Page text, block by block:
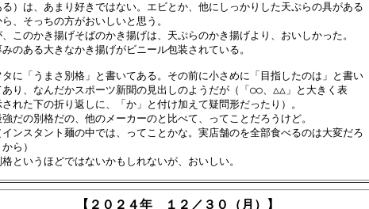
）は、あまり好きではない。エビとか、他にしっかりした天ぷらの具がある
、そっちの方がおいしいと思う。
このかき揚げそばのかき揚げは、天ぷらのかき揚げより、おいしかった。
のある大きなかき揚げがビニール包装されている。
に「うまさ別格」と書いてある。その前に小さめに「目指したのは」と書い
り、なんだかスポーツ新聞の見出しのようだが（「○○、△△」と大きく表
れた下の折り返しに、「か」と付け加えて疑問形だったり）。
だの別格だの、他のメーカーのと比べて、ってことだろうけど。
ンスタント麺の中では、ってことかな。実店舗のを全部食べるのは大変だろ
ら）
【２０２４年 １２／３０（月）】